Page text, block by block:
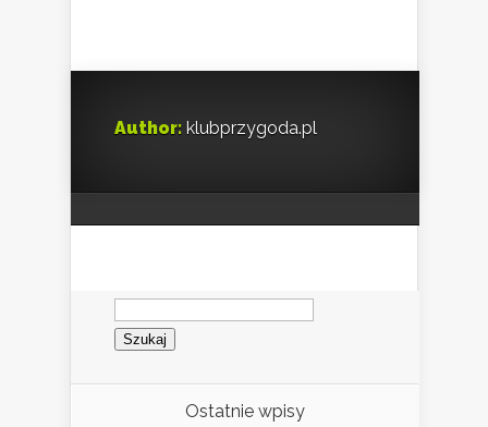
Author: klubprzygoda.pl
Szukaj:
Ostatnie wpisy